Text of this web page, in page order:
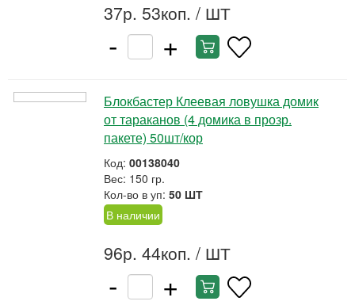
37р. 53коп. / ШТ
- +
Блокбастер Клеевая ловушка домик
от тараканов (4 домика в прозр.
пакете) 50шт/кор
Код: 00138040
Вес: 150 гр.
Кол-во в уп: 50 ШТ
В наличии
96р. 44коп. / ШТ
- +